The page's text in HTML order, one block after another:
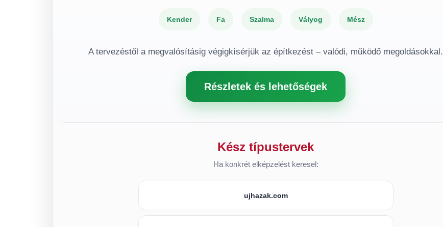
Kender Fa Szalma Vályog Mész
A tervezéstől a megvalósításig végigkísérjük az építkezést – valódi, működő megoldásokkal.
Részletek és lehetőségek
Kész típustervek
Ha konkrét elképzelést keresel:
ujhazak.com